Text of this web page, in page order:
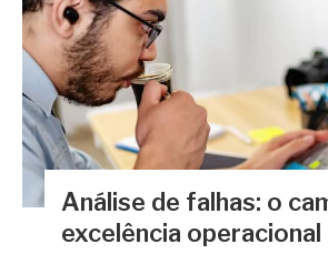
Análise de falhas: o
excelência operacional